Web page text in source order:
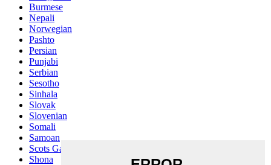
Burmese
Nepali
Norwegian
Pashto
Persian
Punjabi
Serbian
Sesotho
Sinhala
Slovak
Slovenian
Somali
Samoan
Scots Gaelic
Shona